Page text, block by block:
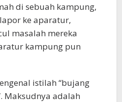
di sebuah kampung,
ke aparatur,
masalah mereka
kampung pun
istilah “bujang
Maksudnya adalah